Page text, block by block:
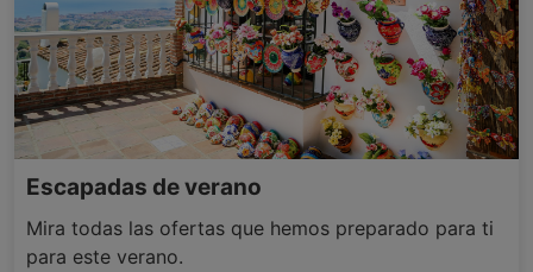
Escapadas de verano
Mira todas las ofertas que hemos preparado para ti
para este verano.